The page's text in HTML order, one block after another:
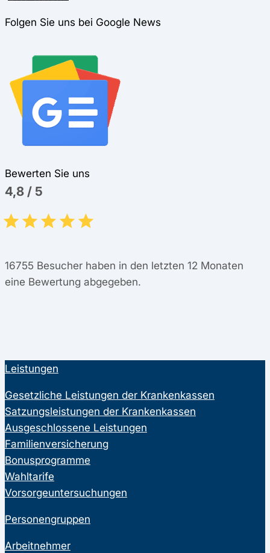
Folgen Sie uns bei Google News
Bewerten Sie uns
4,8 / 5
16755 Besucher haben in den letzten 12 Monaten
eine Bewertung abgegeben.
Leistungen
Gesetzliche Leistungen der Krankenkassen
Satzungsleistungen der Krankenkassen
Ausgeschlossene Leistungen
Familienversicherung
Bonusprogramme
Wahltarife
Vorsorgeuntersuchungen
Personengruppen
Arbeitnehmer